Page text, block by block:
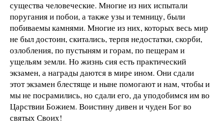
существа человеческие. Многие из них испытали
поругания и побои, а также узы и темницу, были
побиваемы камнями. Многие из них, которых весь мир
не был достоин, скитались, терпя недостатки, скорби,
озлобления, по пустыням и горам, по пещерам и
ущельям земли. Но жизнь сия есть практический
экзамен, а награды даются в мире ином. Они сдали
этот экзамен блестяще и ныне помогают и нам, чтобы и
мы не посрамились, но сдали его, да уподобимся им во
Царствии Божием. Воистину дивен и чуден Бог во
святых Своих!